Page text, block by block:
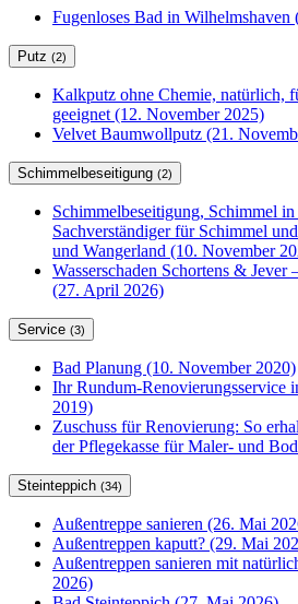
Fugenloses Bad in Wilhelmshaven
Putz (2)
Kalkputz ohne Chemie, natürlich,
geeignet (12. November 2025)
Velvet Baumwollputz (21.
Schimmelbeseitigung (2)
Schimmelbeseitigung, Schimmel
Sachverständiger für Schimmel
und Wangerland (10. November
Wasserschaden Schortens & Jever
(27. April 2026)
Service (3)
Bad Planung (10. November 2020)
Ihr Rundum-Renovierungsservice
2019)
Zuschuss für Renovierung: So
der Pflegekasse für Maler- und
Steinteppich (34)
Außentreppe sanieren (26. Mai
Außentreppen kaputt? (29. Mai
Außentreppen sanieren mit
2026)